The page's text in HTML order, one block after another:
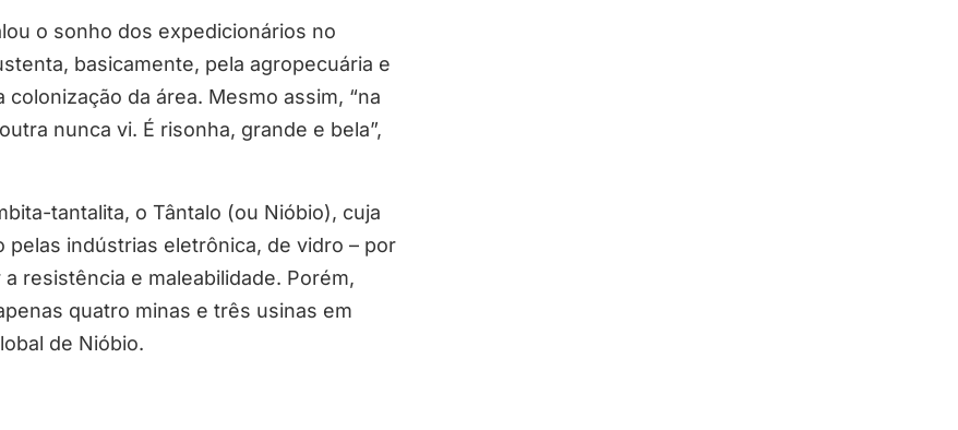
o sonho dos expedicionários no
basicamente, pela agropecuária e
da área. Mesmo assim, “na
nunca vi. É risonha, grande e bela”,
tantalita, o Tântalo (ou Nióbio), cuja
pelas indústrias eletrônica, de vidro – por
resistência e maleabilidade. Porém,
quatro minas e três usinas em
de Nióbio.